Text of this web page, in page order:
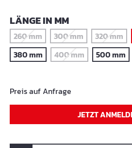
LÄNGE IN MMAUSWÄHLEN
260 mm(Diese Option ist zurzeit nicht
300 mm(Diese Option ist
320 mm
(Diese
380 mm
400 mm(Diese Option ist
500 mm
Preis auf Anfrage
JETZT